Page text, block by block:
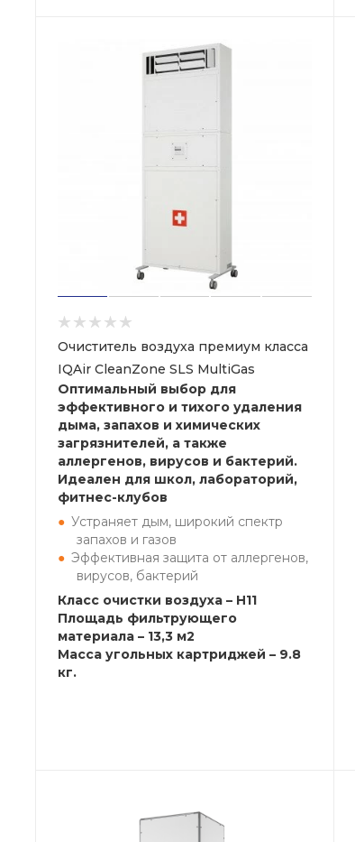
Очиститель воздуха премиум класса
IQAir CleanZone SLS MultiGas
Оптимальный выбор для
эффективного и тихого удаления
дыма, запахов и химических
загрязнителей, а также
аллергенов, вирусов и бактерий.
Идеален для школ, лабораторий,
фитнес-клубов
Устраняет дым, широкий спектр
запахов и газов
Эффективная защита от аллергенов,
вирусов, бактерий
Класс очистки воздуха – H11
Площадь фильтрующего
материала – 13,3 м2
Масса угольных картриджей – 9.8
кг.